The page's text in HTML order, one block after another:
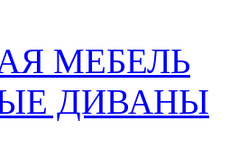
МЕБЕЛЬ
ДИВАНЫ